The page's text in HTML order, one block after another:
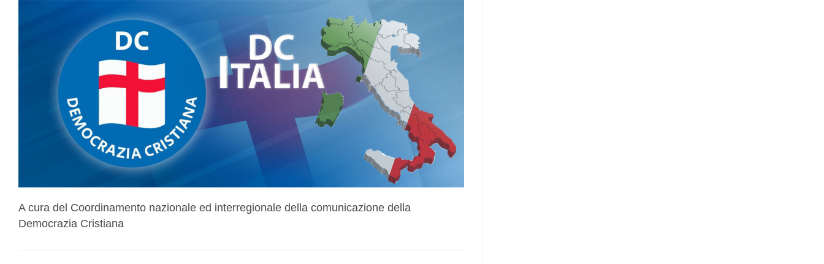
A cura del Coordinamento nazionale ed interregionale della comunicazione della
Democrazia Cristiana